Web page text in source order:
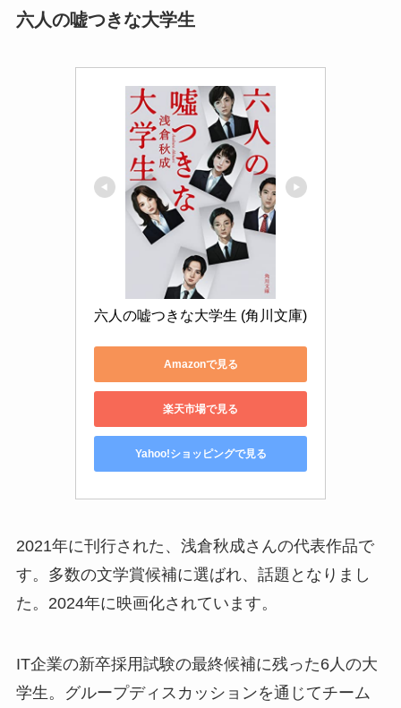
六人の嘘つきな大学生
六人の嘘つきな大学生 (角川文庫)
Amazonで見る
楽天市場で見る
Yahoo!ショッピングで見る
2021年に刊行された、浅倉秋成さんの代表作品で
す。多数の文学賞候補に選ばれ、話題となりまし
た。2024年に映画化されています。
IT企業の新卒採用試験の最終候補に残った6人の大
学生。グループディスカッションを通じてチーム